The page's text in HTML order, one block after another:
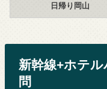
日帰り岡山
新幹線+ホテ
問